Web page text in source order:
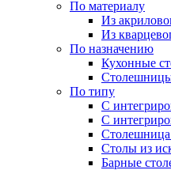
По материалу
Из
Из
По назначению
Кухонные
По типу
С
С
Столешница
Столы из
Барные